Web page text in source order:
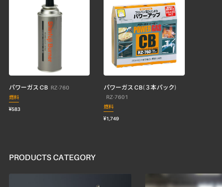
パワーガス CB RZ-760
燃料
¥583
パワーガス CB(３本パック)
RZ-7601
燃料
¥1,749
PRODUCTS CATEGORY